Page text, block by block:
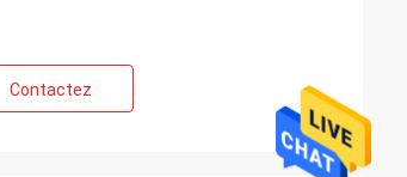
Contactez